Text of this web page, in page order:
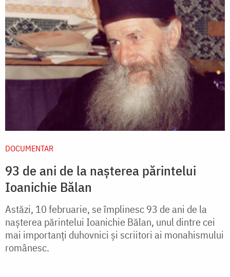
DOCUMENTAR
93 de ani de la nașterea părintelui
Ioanichie Bălan
Astăzi, 10 februarie, se împlinesc 93 de ani de la
nașterea părintelui Ioanichie Bălan, unul dintre cei
mai importanți duhovnici şi scriitori ai monahismului
românesc.